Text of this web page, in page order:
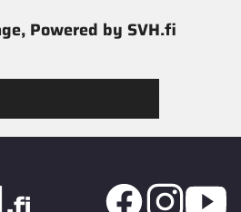
Powered by SVH.fi